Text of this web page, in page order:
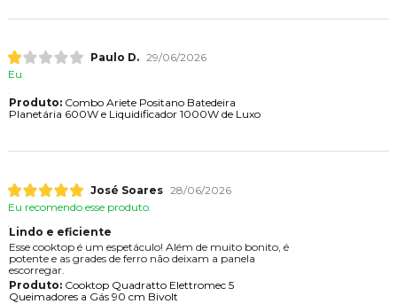
Paulo D. 29/06/2026
Eu
Produto:Combo Ariete Positano Batedeira
Planetária 600W e Liquidificador 1000W de Luxo
José Soares 28/06/2026
Eu recomendo esse produto.
Lindo e eficiente
Esse cooktop é um espetáculo! Além de muito bonito, é
potente e as grades de ferro não deixam a panela
escorregar.
Produto:Cooktop Quadratto Elettromec 5
Queimadores a Gás 90 cm Bivolt